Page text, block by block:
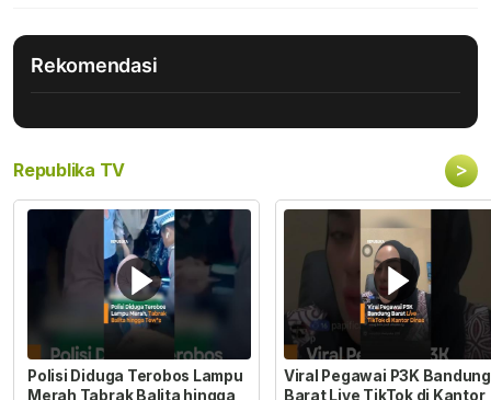
Rekomendasi
Republika TV >
Polisi Diduga Terobos Lampu
Merah Tabrak Balita hingga
Viral Pegawai P3K Bandung
Barat Live TikTok di Kantor